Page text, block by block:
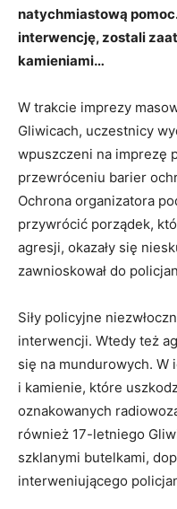
natychmiastową
interwencję, zostali
kamieniami…
W trakcie imprezy
Gliwicach, uczestnicy
wpuszczeni na imprezę
przewróceniu barier
Ochrona organizatora
przywrócić porządek,
agresji, okazały się
zawnioskował do
Siły policyjne
interwencji. Wtedy też
się na mundurowych. W
i kamienie, które
oznakowanych
również 17-letniego
szklanymi butelkami,
interweniującego